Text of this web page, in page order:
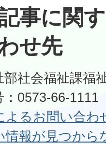
事に関
せ先
部社会福祉課福
：0573-66-1111
よるお問い合わ
情報が見つから